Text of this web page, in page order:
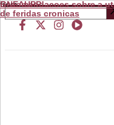
Ir
al
contenido
Buscar
…
Recomendacoes sobre a
de feridas cronicas
from
GNEAUPP.